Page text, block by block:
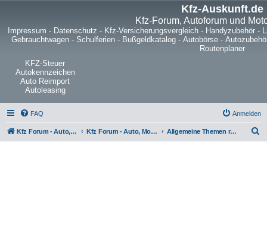
Kfz-Auskunft.de
Kfz-Forum, Autoforum und
Impressum - Datenschutz - Kfz-Versicherungsvergleich - Handyzubehör -
Gebrauchtwagen- Schulferien- Bußgeldkatalog- Autobörse-
Routenplaner
KFZ-Steuer
Autokennzeichen
Auto Reimport
Autoleasing
FAQ Anmelden
Kfz Forum - Auto, Motorrad und LKW Kfz Forum - Auto, Motorrad und LKW Allgemeine Themen rund ums Kfz